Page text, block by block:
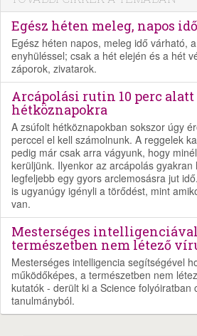
Egész héten meleg, napos
Egész héten napos, meleg idő várható,
enyhüléssel; csak a hét elején és a hét
záporok, zivatarok.
Arcápolási rutin 10 perc alatt
hétköznapokra
A zsúfolt hétköznapokban sokszor úgy
perccel el kell számolnunk. A reggelek
pedig már csak arra vágyunk, hogy
kerüljünk. Ilyenkor az arcápolás
legfeljebb egy gyors arclemosásra jut
is ugyanúgy igényli a törődést, mint
van.
Mesterséges
természetben nem létező
Mesterséges intelligencia segítségével
működőképes, a természetben nem
kutatók - derült ki a Science folyóiratban
tanulmányból.